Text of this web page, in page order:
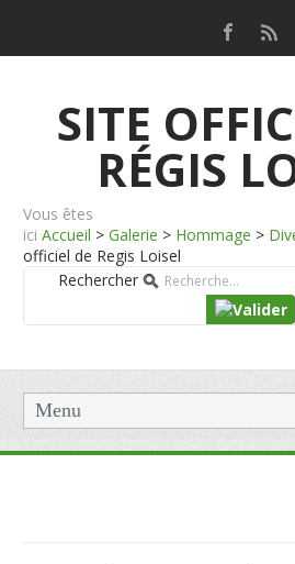
SITE
RÉGIS
Vous êtes
ici Accueil > Galerie > Hommage >
officiel de Regis Loisel
Rechercher
Menu